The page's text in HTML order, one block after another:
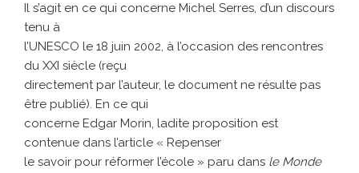
Il s’agit en ce qui concerne Michel Serres, d’un discours
tenu à
l’UNESCO le 18 juin 2002, à l’occasion des rencontres
du XXI siècle (reçu
directement par l’auteur, le document ne résulte pas
être publié). En ce qui
concerne Edgar Morin, ladite proposition est
contenue dans l’article « Repenser
le savoir pour réformer l’école » paru dans le Monde